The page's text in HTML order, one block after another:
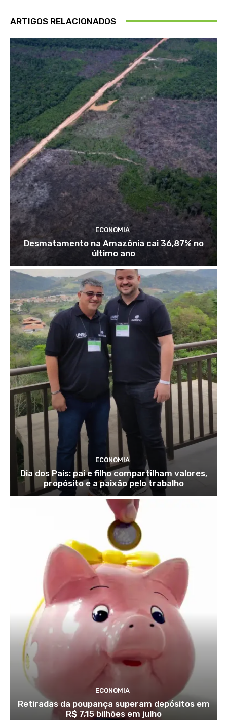
ARTIGOS RELACIONADOS
ECONOMIA
Desmatamento na Amazônia cai 36,87% no
último ano
ECONOMIA
Dia dos Pais: pai e filho compartilham valores,
propósito e a paixão pelo trabalho
ECONOMIA
Retiradas da poupança superam depósitos em
R$ 7,15 bilhões em julho